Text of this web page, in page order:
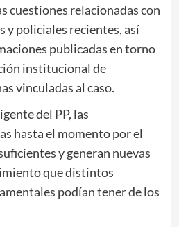
cuestiones relacionadas con
y policiales recientes, así
publicadas en torno
institucional de
vinculadas al caso.
del PP, las
hasta el momento por el
y generan nuevas
que distintos
podían tener de los